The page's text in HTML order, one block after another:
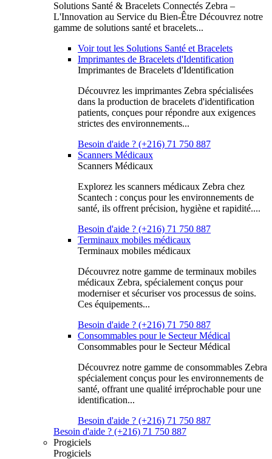
Solutions Santé & Bracelets Connectés Zebra –
L'Innovation au Service du Bien-Être Découvrez notre
gamme de solutions santé et bracelets...
Voir tout les Solutions Santé et Bracelets
Imprimantes de Bracelets d'Identification
Imprimantes de Bracelets d'Identification
Découvrez les imprimantes Zebra spécialisées
dans la production de bracelets d'identification
patients, conçues pour répondre aux exigences
strictes des environnements...
Besoin d'aide ? (+216) 71 750 887
Scanners Médicaux
Scanners Médicaux
Explorez les scanners médicaux Zebra chez
Scantech : conçus pour les environnements de
santé, ils offrent précision, hygiène et rapidité....
Besoin d'aide ? (+216) 71 750 887
Terminaux mobiles médicaux
Terminaux mobiles médicaux
Découvrez notre gamme de terminaux mobiles
médicaux Zebra, spécialement conçus pour
moderniser et sécuriser vos processus de soins.
Ces équipements...
Besoin d'aide ? (+216) 71 750 887
Consommables pour le Secteur Médical
Consommables pour le Secteur Médical
Découvrez notre gamme de consommables Zebra
spécialement conçus pour les environnements de
santé, offrant une qualité irréprochable pour une
identification...
Besoin d'aide ? (+216) 71 750 887
Besoin d'aide ? (+216) 71 750 887
Progiciels
Progiciels